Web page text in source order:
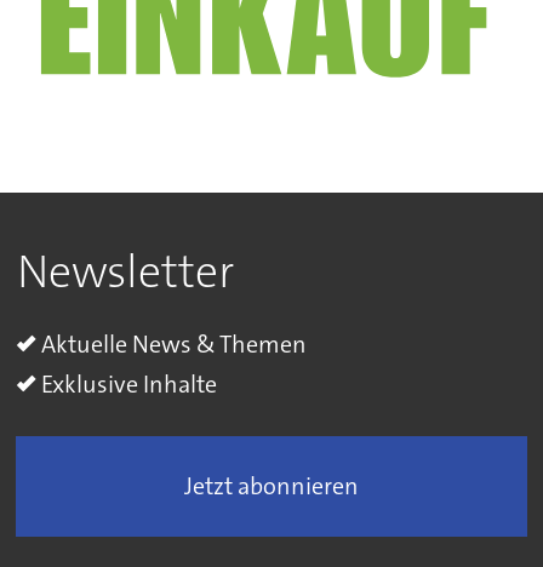
Newsletter
Aktuelle News & Themen
Exklusive Inhalte
Jetzt abonnieren